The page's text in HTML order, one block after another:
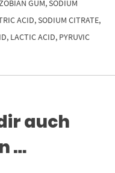
GUM, SODIUM
ACID, SODIUM CITRATE,
LACTIC ACID, PYRUVIC
auch
…